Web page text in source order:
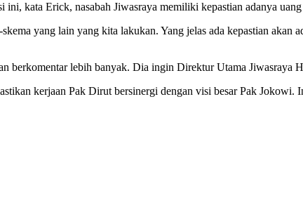
ini, kata Erick, nasabah Jiwasraya memiliki kepastian adanya
yang lain yang kita lakukan. Yang jelas ada kepastian
berkomentar lebih banyak. Dia ingin Direktur Utama Jiwasraya
kerjaan Pak Dirut bersinergi dengan visi besar Pak